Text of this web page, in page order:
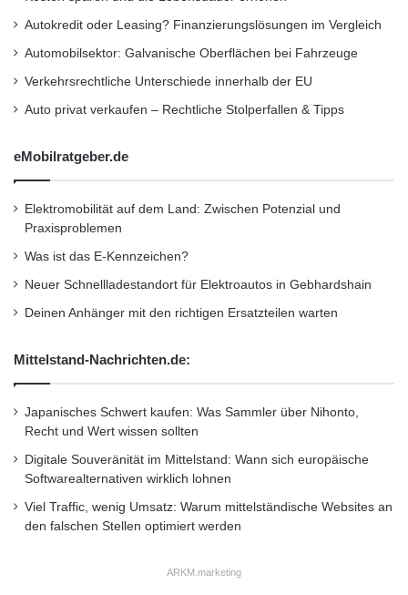
Auslegung der Leistungsmodule bis hin zu den
Subkomponenten im ganzen Frequenzbereich
Die Ergebnisse des Projektes werden in die
Entwicklung neuartiger Leistungsmodule für
Leistungselektroniken in industriellen
entwickelter und produzierter Produkte im
gesamten Wertschöpfungskette nachhaltig
sichergestellt. Außerdem werden die neuesten
wissenschaftlichen Erkenntnisse über bereits
bestehende Kontakte der Partner in
(VDA) eingebracht und können so in
Autokredit oder Leasing? Finanzierungslösungen im Vergleich
Automobilsektor: Galvanische Oberflächen bei Fahrzeuge
Verkehrsrechtliche Unterschiede innerhalb der EU
Auto privat verkaufen – Rechtliche Stolperfallen & Tipps
eMobilratgeber.de
Elektromobilität auf dem Land: Zwischen Potenzial und
Praxisproblemen
Was ist das E-Kennzeichen?
Neuer Schnellladestandort für Elektroautos in Gebhardshain
Deinen Anhänger mit den richtigen Ersatzteilen warten
Mittelstand-Nachrichten.de:
Japanisches Schwert kaufen: Was Sammler über Nihonto,
Recht und Wert wissen sollten
Digitale Souveränität im Mittelstand: Wann sich europäische
Softwarealternativen wirklich lohnen
Viel Traffic, wenig Umsatz: Warum mittelständische Websites an
den falschen Stellen optimiert werden
ARKM.marketing